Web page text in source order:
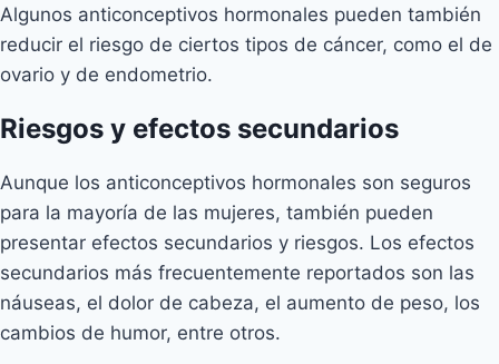
Algunos anticonceptivos hormonales pueden también
reducir el riesgo de ciertos tipos de cáncer, como el de
ovario y de endometrio.
Riesgos y efectos secundarios
Aunque los anticonceptivos hormonales son seguros
para la mayoría de las mujeres, también pueden
presentar efectos secundarios y riesgos. Los efectos
secundarios más frecuentemente reportados son las
náuseas, el dolor de cabeza, el aumento de peso, los
cambios de humor, entre otros.